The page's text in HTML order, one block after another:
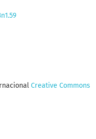
Creative Commons